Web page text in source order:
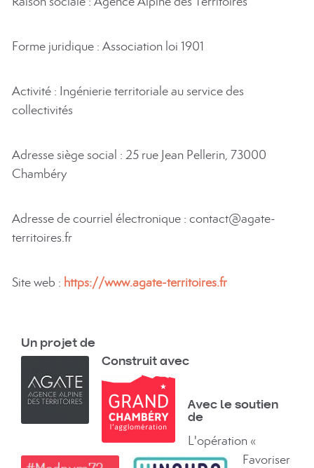
Forme juridique : Association loi 1901
Activité : Ingénierie territoriale au service des
collectivités
Adresse siège social : 25 rue Jean Pellerin, 73000
Chambéry
Adresse de courriel électronique : contact@agate-
territoires.fr
Site web : https://www.agate-territoires.fr
Un projet de
Construit avec
Avec le soutien
de
L'opération «
Favoriser